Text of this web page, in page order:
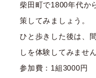
柴田町で1800年代か
策してみましょう。
ひと歩きした後は、
しを体験してみませ
参加費：1組3000円